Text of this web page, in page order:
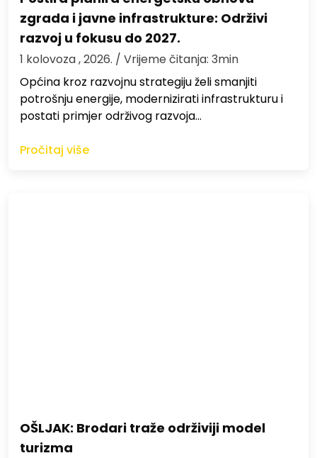
zgrada i javne infrastrukture: Održivi
razvoj u fokusu do 2027.
1 kolovoza , 2026. / Vrijeme čitanja: 3min
Općina kroz razvojnu strategiju želi smanjiti
potrošnju energije, modernizirati infrastrukturu i
postati primjer održivog razvoja…
Pročitaj više
OŠLJAK: Brodari traže održiviji model
turizma